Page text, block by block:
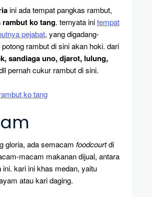
ini ada tempat pangkas rambut,
rambut ko tang. ternyata initempat
pejabat, yang digadang-
rambut di sini akan hoki. dari
sandiaga uno, djarot, lulung,
pernah cukur rambut di sini.
gloria, ada semacam foodcourtdi
macam makanan dijual, antara
ini. kari ini khas medan, yaitu
atau kari daging.